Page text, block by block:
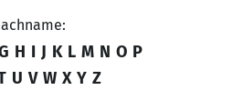
H I J K L M N O P
U V W X Y Z